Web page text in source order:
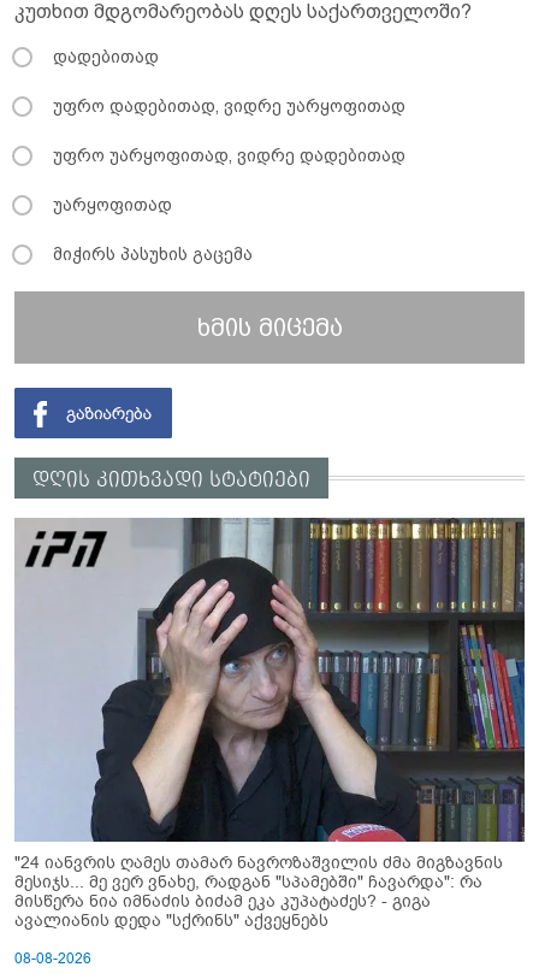
კუთხით მდგომარეობას დღეს საქართველოში?
დადებითად
უფრო დადებითად, ვიდრე უარყოფითად
უფრო უარყოფითად, ვიდრე დადებითად
უარყოფითად
მიჭირს პასუხის გაცემა
ხმის მიცემა
დღის კითხვადი სტატიები
"24 იანვრის ღამეს თამარ ნავროზაშვილის ძმა მიგზავნის
მესიჯს... მე ვერ ვნახე, რადგან "სპამებში" ჩავარდა": რა
მისწერა ნია იმნაძის ბიძამ ეკა კუპატაძეს? - გიგა
ავალიანის დედა "სქრინს" აქვეყნებს
08-08-2026